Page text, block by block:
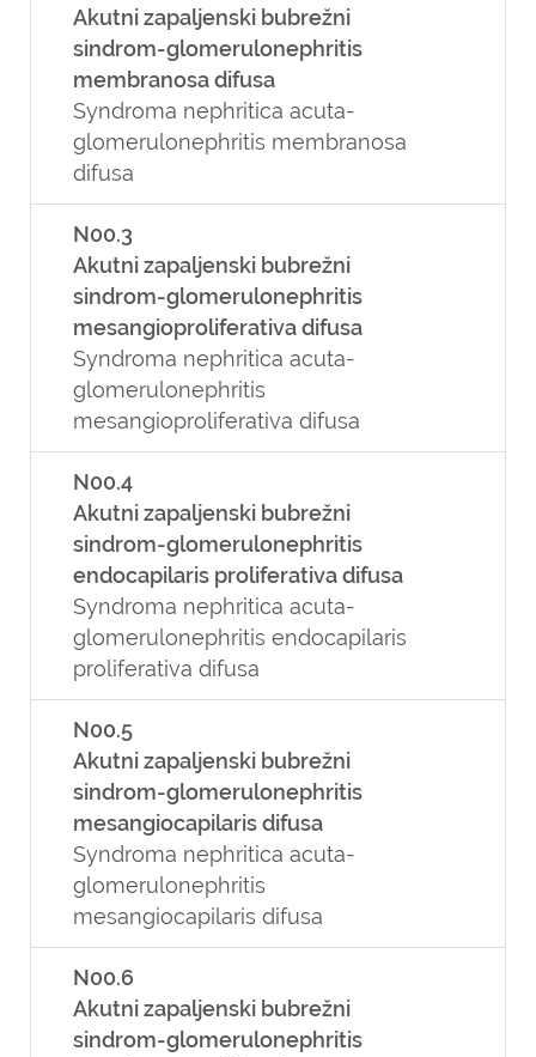
Akutni zapaljenski bubrežni
sindrom-glomerulonephritis
membranosa difusa
Syndroma nephritica acuta-
glomerulonephritis membranosa
difusa
N00.3
Akutni zapaljenski bubrežni
sindrom-glomerulonephritis
mesangioproliferativa difusa
Syndroma nephritica acuta-
glomerulonephritis
mesangioproliferativa difusa
N00.4
Akutni zapaljenski bubrežni
sindrom-glomerulonephritis
endocapilaris proliferativa difusa
Syndroma nephritica acuta-
glomerulonephritis endocapilaris
proliferativa difusa
N00.5
Akutni zapaljenski bubrežni
sindrom-glomerulonephritis
mesangiocapilaris difusa
Syndroma nephritica acuta-
glomerulonephritis
mesangiocapilaris difusa
N00.6
Akutni zapaljenski bubrežni
sindrom-glomerulonephritis